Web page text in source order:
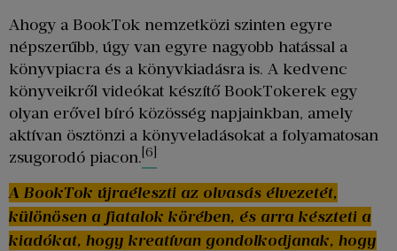
Ahogy a BookTok nemzetközi szinten egyre
népszerűbb, úgy van egyre nagyobb hatással a
könyvpiacra és a könyvkiadásra is. A kedvenc
könyveikről videókat készítő BookTokerek egy
olyan erővel bíró közösség napjainkban, amely
aktívan ösztönzi a könyveladásokat a folyamatosan
zsugorodó piacon. [6]
A BookTok újraéleszti az olvasás élvezetét,
különösen a fiatalok körében, és arra készteti a
kiadókat, hogy kreatívan gondolkodjanak, hogy